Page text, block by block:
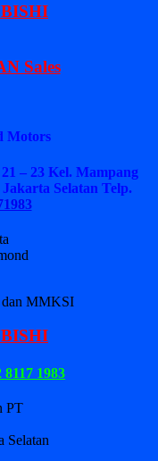
Sales
Motors
– 23 Kel. Mampang
Selatan Telp.
1983
Selatan